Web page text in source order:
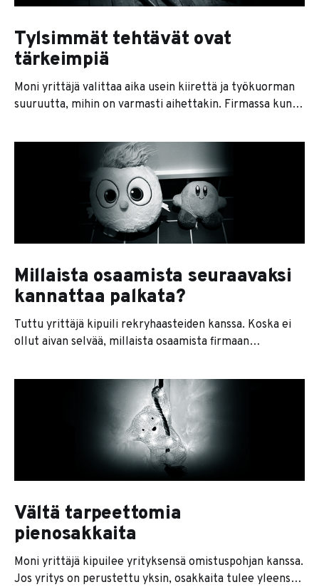
Tylsimmät tehtävät ovat
tärkeimpiä
Moni yrittäjä valittaa aika usein kiirettä ja työkuorman
suuruutta, mihin on varmasti aihettakin. Firmassa kun
vastailla asiakkaille, johtaa projekteja, hakea
vessapaperia, torua törppöileviä työntekijöitä,
keskustella kirjanpitäjän kanssa, istuskella
kehityskeskusteluissa, tehdä markkinointia ja vaikka
ties mitä. Töitä on niin paljon, että pää
Millaista osaamista seuraavaksi
kannattaa palkata?
Tuttu yrittäjä kipuili rekryhaasteiden kanssa. Koska ei
ollut aivan selvää, millaista osaamista firmaan
helpottamaan: Vaaka-akselilla on substanssiosaaminen
eli se tietotaito, joka on välttämätöntä työn
tekemiseen tiimin sisällä. Mitä enemmän oikealle
mennään, sitä vaikeampaa osaajia on löytää, ja sitä
kovempi on työvoiman hinta. Pystyakselilla
Vältä tarpeettomia
pienosakkaita
Moni yrittäjä kipuilee yrityksensä omistuspohjan kanssa.
Jos yritys on perustettu yksin, osakkaita tulee yleensä